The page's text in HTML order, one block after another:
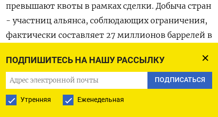
ПОДПИШИТЕСЬ НА НАШУ РАССЫЛКУ
ПОДПИСАТЬСЯ
Утренняя Еженедельная
превышают квоты в рамках сделки. Добыча стран
- участниц ‌альянса, соблюдающих ограничения,
фактически составляет 27 миллионов баррелей в
добавил он.
ОРМУЗСКИЙ КРИЗИС